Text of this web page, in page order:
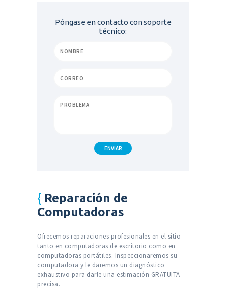
Póngase en contacto con soporte
técnico:
Reparación de
Computadoras
Ofrecemos reparaciones profesionales en el sitio
tanto en computadoras de escritorio como en
computadoras portátiles. Inspeccionaremos su
computadora y le daremos un diagnóstico
exhaustivo para darle una estimación GRATUITA
precisa.